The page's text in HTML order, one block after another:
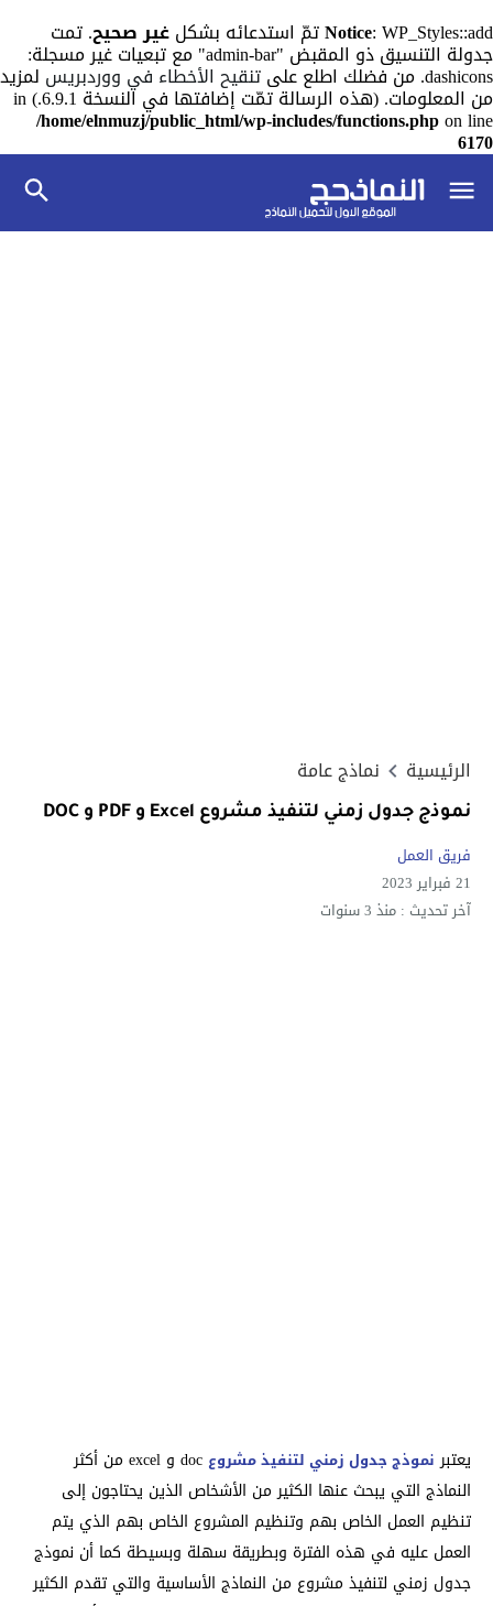
Notice: WP_Styles::add تمّ استدعائه بشكل غير صحيح. تمت
جدولة التنسيق ذو المقبض "admin-bar" مع تبعيات غير مسجلة:
dashicons. من فضلك اطلع على تنقيح الأخطاء في ووردبريس لمزيد
من المعلومات. (هذه الرسالة تمّت إضافتها في النسخة 6.9.1.) in
/home/elnmuzj/public_html/wp-includes/functions.phpon line
6170
الرئيسية نماذج عامة
نموذج جدول زمني لتنفيذ مشروع Excel و PDF و DOC
فريق العمل
21 فبراير 2023
آخر تحديث : منذ 3 سنوات
يعتبر نموذج جدول زمني لتنفيذ مشروع
doc و excel من أكثر
النماذج التي يبحث عنها الكثير من الأشخاص الذين يحتاجون إلى
تنظيم العمل الخاص بهم وتنظيم المشروع الخاص بهم الذي يتم
العمل عليه في هذه الفترة وبطريقة سهلة وبسيطة كما أن نموذج
جدول زمني لتنفيذ مشروع من النماذج الأساسية والتي تقدم الكثير